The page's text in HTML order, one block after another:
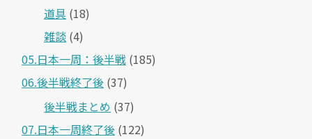
道具 (18)
雑談 (4)
05.日本一周：後半戦 (185)
06.後半戦終了後 (37)
後半戦まとめ (37)
07.日本一周終了後 (122)